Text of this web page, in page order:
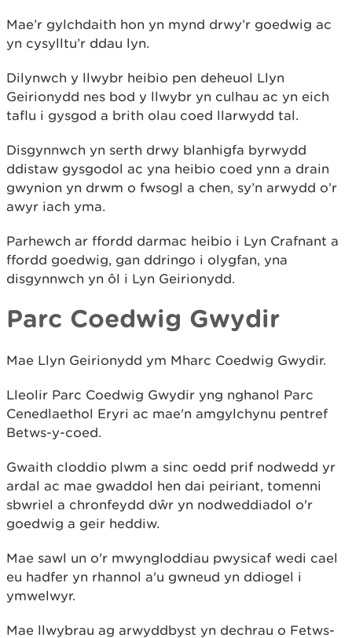
Mae’r gylchdaith hon yn mynd drwy’r goedwig ac
yn cysylltu’r ddau lyn.
Dilynwch y llwybr heibio pen deheuol Llyn
Geirionydd nes bod y llwybr yn culhau ac yn eich
taflu i gysgod a brith olau coed llarwydd tal.
Disgynnwch yn serth drwy blanhigfa byrwydd
ddistaw gysgodol ac yna heibio coed ynn a drain
gwynion yn drwm o fwsogl a chen, sy’n arwydd o’r
awyr iach yma.
Parhewch ar ffordd darmac heibio i Lyn Crafnant a
ffordd goedwig, gan ddringo i olygfan, yna
disgynnwch yn ôl i Lyn Geirionydd.
Parc Coedwig Gwydir
Mae Llyn Geirionydd ym Mharc Coedwig Gwydir.
Lleolir Parc Coedwig Gwydir yng nghanol Parc
Cenedlaethol Eryri ac mae'n amgylchynu pentref
Betws-y-coed.
Gwaith cloddio plwm a sinc oedd prif nodwedd yr
ardal ac mae gwaddol hen dai peiriant, tomenni
sbwriel a chronfeydd dŵr yn nodweddiadol o'r
goedwig a geir heddiw.
Mae sawl un o'r mwyngloddiau pwysicaf wedi cael
eu hadfer yn rhannol a'u gwneud yn ddiogel i
ymwelwyr.
Mae llwybrau ag arwyddbyst yn dechrau o Fetws-